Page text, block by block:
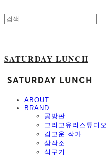
SATURDAY LUNCH
ABOUT
BRAND
공방판
그리고유리스튜디오
김고운 작가
삼작소
식구기